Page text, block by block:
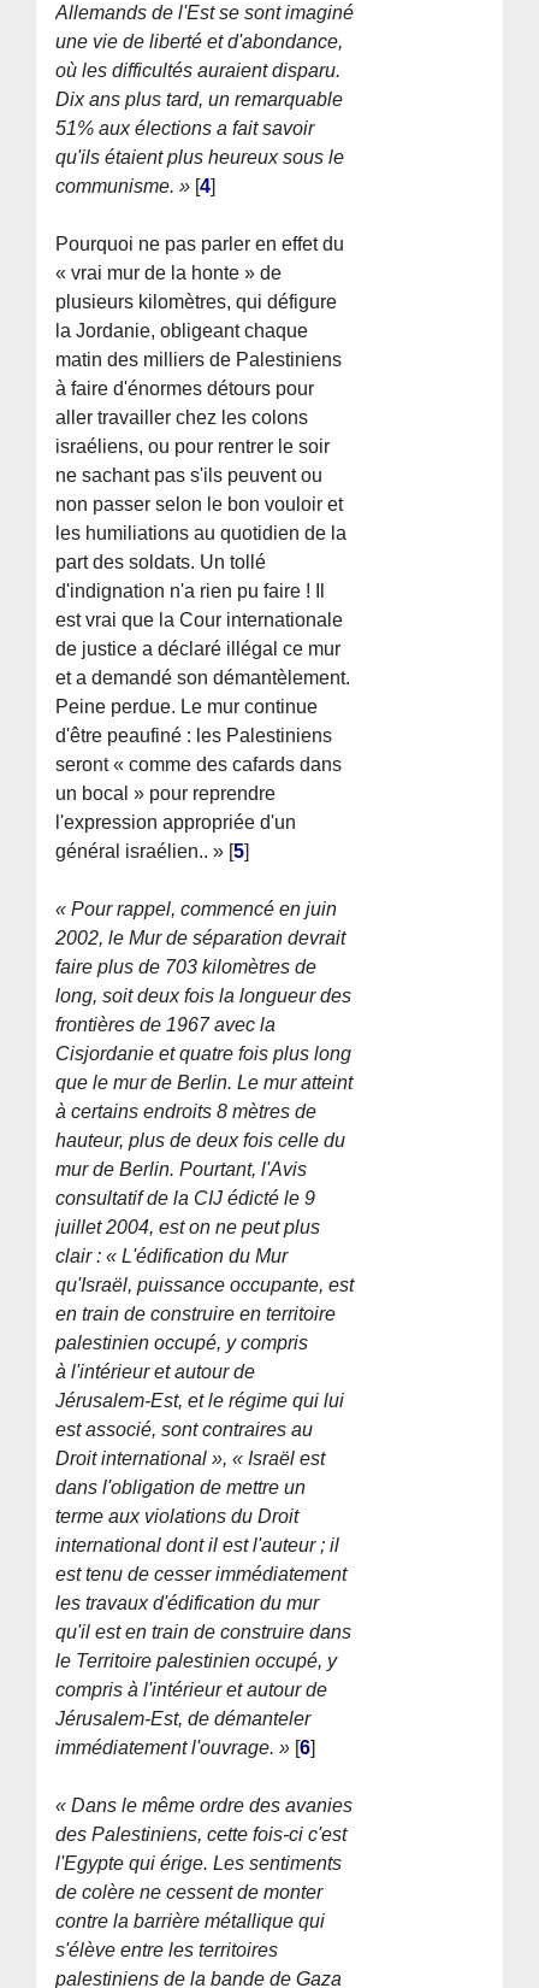
Allemands de l'Est se sont imaginé
une vie de liberté et d'abondance,
où les difficultés auraient disparu.
Dix ans plus tard, un remarquable
51% aux élections a fait savoir
qu'ils étaient plus heureux sous le
communisme. » [4]
Pourquoi ne pas parler en effet du
« vrai mur de la honte » de
plusieurs kilomètres, qui défigure
la Jordanie, obligeant chaque
matin des milliers de Palestiniens
à faire d'énormes détours pour
aller travailler chez les colons
israéliens, ou pour rentrer le soir
ne sachant pas s'ils peuvent ou
non passer selon le bon vouloir et
les humiliations au quotidien de la
part des soldats. Un tollé
d'indignation n'a rien pu faire ! Il
est vrai que la Cour internationale
de justice a déclaré illégal ce mur
et a demandé son démantèlement.
Peine perdue. Le mur continue
d'être peaufiné : les Palestiniens
seront « comme des cafards dans
un bocal » pour reprendre
l'expression appropriée d'un
général israélien.. » [5]
« Pour rappel, commencé en juin
2002, le Mur de séparation devrait
faire plus de 703 kilomètres de
long, soit deux fois la longueur des
frontières de 1967 avec la
Cisjordanie et quatre fois plus long
que le mur de Berlin. Le mur atteint
à certains endroits 8 mètres de
hauteur, plus de deux fois celle du
mur de Berlin. Pourtant, l'Avis
consultatif de la CIJ édicté le 9
juillet 2004, est on ne peut plus
clair : « L'édification du Mur
qu'Israël, puissance occupante, est
en train de construire en territoire
palestinien occupé, y compris
à l'intérieur et autour de
Jérusalem-Est, et le régime qui lui
est associé, sont contraires au
Droit international », « Israël est
dans l'obligation de mettre un
terme aux violations du Droit
international dont il est l'auteur ; il
est tenu de cesser immédiatement
les travaux d'édification du mur
qu'il est en train de construire dans
le Territoire palestinien occupé, y
compris à l'intérieur et autour de
Jérusalem-Est, de démanteler
immédiatement l'ouvrage. » [6]
« Dans le même ordre des avanies
des Palestiniens, cette fois-ci c'est
l'Egypte qui érige. Les sentiments
de colère ne cessent de monter
contre la barrière métallique qui
s'élève entre les territoires
palestiniens de la bande de Gaza